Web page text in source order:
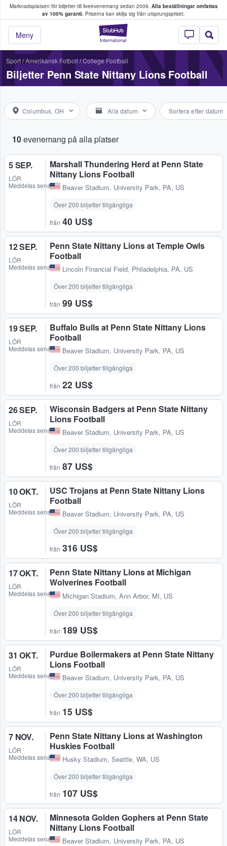
Marknadsplatsen för biljetter till liveevenemang sedan 2009. Alla beställningar omfattas
av 100% garanti. Priserna kan skilja sig från ursprungspriset.
StubHub – där
Meny
köper och säljer biljetter.
Sport/Amerikansk Fotboll/College Football
Biljetter Penn State Nittany Lions Football
Columbus, OH Alla datum Sortera efter datum
10evenemang på alla platser
5 SEP.
LÖR
Meddelas senare
Marshall Thundering Herd at Penn State
Nittany Lions Football
Beaver Stadium, University Park, PA, US
Över 200 biljetter tillgängliga
från 40 US$
12 SEP.
LÖR
Meddelas senare
Penn State Nittany Lions at Temple Owls
Football
Lincoln Financial Field, Philadelphia, PA, US
Över 200 biljetter tillgängliga
från 99 US$
19 SEP.
LÖR
Meddelas senare
Buffalo Bulls at Penn State Nittany Lions
Football
Beaver Stadium, University Park, PA, US
Över 200 biljetter tillgängliga
från 22 US$
26 SEP.
LÖR
Meddelas senare
Wisconsin Badgers at Penn State Nittany
Lions Football
Beaver Stadium, University Park, PA, US
Över 200 biljetter tillgängliga
från 87 US$
10 OKT.
LÖR
Meddelas senare
USC Trojans at Penn State Nittany Lions
Football
Beaver Stadium, University Park, PA, US
Över 200 biljetter tillgängliga
från 316 US$
17 OKT.
LÖR
Meddelas senare
Penn State Nittany Lions at Michigan
Wolverines Football
Michigan Stadium, Ann Arbor, MI, US
Över 200 biljetter tillgängliga
från 189 US$
31 OKT.
LÖR
Meddelas senare
Purdue Boilermakers at Penn State Nittany
Lions Football
Beaver Stadium, University Park, PA, US
Över 200 biljetter tillgängliga
från 15 US$
7 NOV.
LÖR
Meddelas senare
Penn State Nittany Lions at Washington
Huskies Football
Husky Stadium, Seattle, WA, US
Över 200 biljetter tillgängliga
från 107 US$
14 NOV.
LÖR
Meddelas senare
Minnesota Golden Gophers at Penn State
Nittany Lions Football
Beaver Stadium, University Park, PA, US